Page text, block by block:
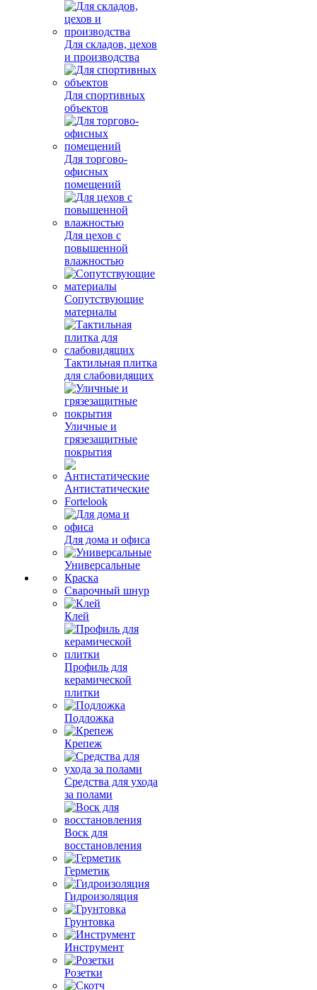
Для складов, цехов
и производства
Для спортивных
объектов
Для торгово-
офисных
помещений
Для цехов с
повышенной
влажностью
Сопутствующие
материалы
Тактильная плитка
для слабовидящих
Уличные и
грязезащитные
покрытия
Антистатические
Fortelook
Для дома и офиса
Универсальные
Краска
Сварочный шнур
Клей
Профиль для
керамической
плитки
Подложка
Крепеж
Средства для ухода
за полами
Воск для
восстановления
Герметик
Гидроизоляция
Грунтовка
Инструмент
Розетки